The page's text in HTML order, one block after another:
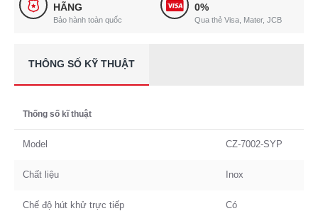
HÃNG
Bảo hành toàn quốc
0%
Qua thẻ Visa, Mater, JCB
THÔNG SỐ KỸ THUẬT
Thống số kĩ thuật
Model CZ-7002-SYP
Chất liệu Inox
Chế độ hút khử trực tiếp Có